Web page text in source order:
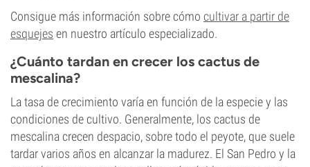
Consigue más información sobre cómo cultivar a partir de
esquejes en nuestro artículo especializado.
¿Cuánto tardan en crecer los cactus de
mescalina?
La tasa de crecimiento varía en función de la especie y las
condiciones de cultivo. Generalmente, los cactus de
mescalina crecen despacio, sobre todo el peyote, que suele
tardar varios años en alcanzar la madurez. El San Pedro y la